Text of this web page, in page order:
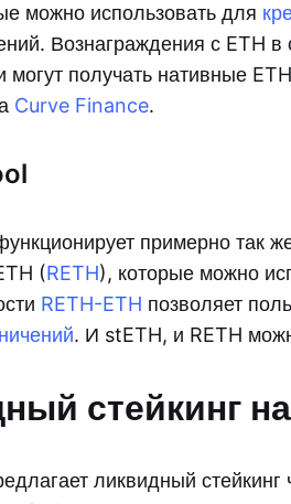
можно использовать для
Вознаграждения с ETH в
могут получать нативные
Curve Finance.
примерно так
(RETH), которые можно
RETH-ETH позволяет
. И stETH, и RETH
стейкинг
ликвидный